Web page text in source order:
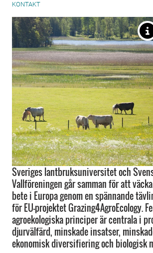
KONTAKT
Sveriges lantbruksuniversitet och
Vallföreningen går samman för att
bete i Europa genom en spännande
för EU-projektet Grazing4AgroEcology.
agroekologiska principer är centrala i
djurvälfärd, minskade insatser,
ekonomisk diversifiering och biologisk